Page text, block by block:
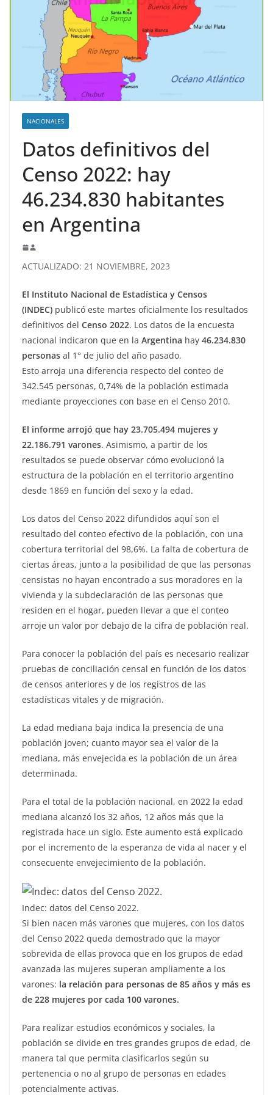
NACIONALES
Datos definitivos del
Censo 2022: hay
46.234.830 habitantes
en Argentina
ACTUALIZADO: 21 NOVIEMBRE, 2023
El Instituto Nacional de Estadística y Censos
(INDEC) publicó este martes oficialmente los resultados
definitivos del Censo 2022. Los datos de la encuesta
nacional indicaron que en la Argentina hay 46.234.830
personas al 1° de julio del año pasado.
Esto arroja una diferencia respecto del conteo de
342.545 personas, 0,74% de la población estimada
mediante proyecciones con base en el Censo 2010.
El informe arrojó que hay 23.705.494 mujeres y
22.186.791 varones. Asimismo, a partir de los
resultados se puede observar cómo evolucionó la
estructura de la población en el territorio argentino
desde 1869 en función del sexo y la edad.
Los datos del Censo 2022 difundidos aquí son el
resultado del conteo efectivo de la población, con una
cobertura territorial del 98,6%. La falta de cobertura de
ciertas áreas, junto a la posibilidad de que las personas
censistas no hayan encontrado a sus moradores en la
vivienda y la subdeclaración de las personas que
residen en el hogar, pueden llevar a que el conteo
arroje un valor por debajo de la cifra de población real.
Para conocer la población del país es necesario realizar
pruebas de conciliación censal en función de los datos
de censos anteriores y de los registros de las
estadísticas vitales y de migración.
La edad mediana baja indica la presencia de una
población joven; cuanto mayor sea el valor de la
mediana, más envejecida es la población de un área
determinada.
Para el total de la población nacional, en 2022 la edad
mediana alcanzó los 32 años, 12 años más que la
registrada hace un siglo. Este aumento está explicado
por el incremento de la esperanza de vida al nacer y el
consecuente envejecimiento de la población.
Indec: datos del Censo 2022.
Si bien nacen más varones que mujeres, con los datos
del Censo 2022 queda demostrado que la mayor
sobrevida de ellas provoca que en los grupos de edad
avanzada las mujeres superan ampliamente a los
varones: la relación para personas de 85 años y más es
de 228 mujeres por cada 100 varones.
Para realizar estudios económicos y sociales, la
población se divide en tres grandes grupos de edad, de
manera tal que permita clasificarlos según su
pertenencia o no al grupo de personas en edades
potencialmente activas.